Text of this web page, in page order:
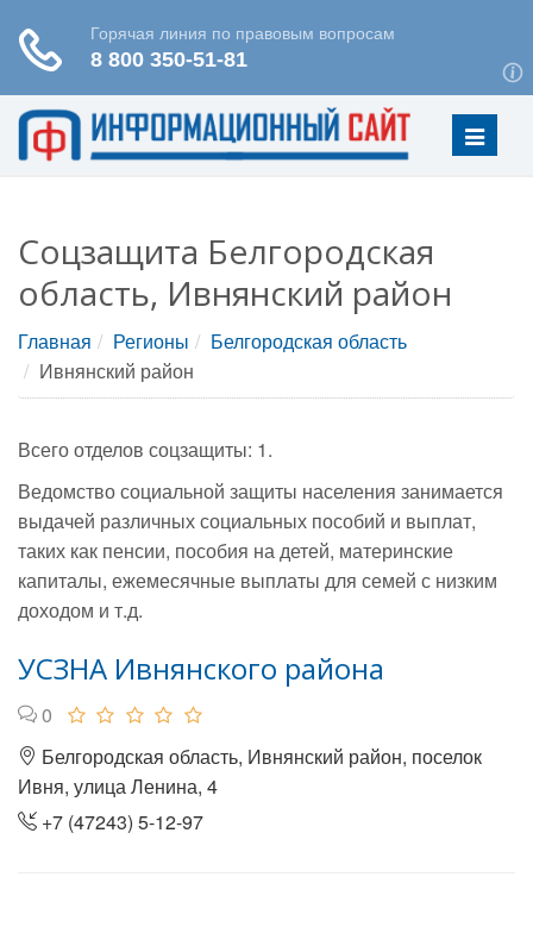
Меню
Соцзащита Белгородская
область, Ивнянский район
Главная Регионы
Белгородская область
Ивнянский район
Всего отделов соцзащиты: 1.
Ведомство социальной защиты населения занимается
выдачей различных социальных пособий и выплат,
таких как пенсии, пособия на детей, материнские
капиталы, ежемесячные выплаты для семей с низким
доходом и т.д.
УСЗНА Ивнянского района
0
Белгородская область, Ивнянский район, поселок
Ивня, улица Ленина, 4
+7 (47243) 5-12-97